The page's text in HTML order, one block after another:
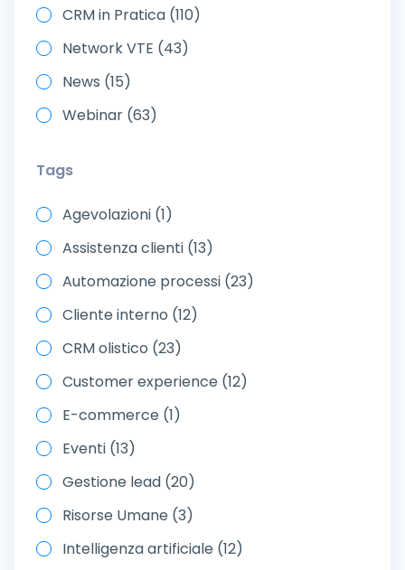
CRM in Pratica (110)
Network VTE (43)
News (15)
Webinar (63)
Tags
Agevolazioni (1)
Assistenza clienti (13)
Automazione processi (23)
Cliente interno (12)
CRM olistico (23)
Customer experience (12)
E-commerce (1)
Eventi (13)
Gestione lead (20)
Risorse Umane (3)
Intelligenza artificiale (12)